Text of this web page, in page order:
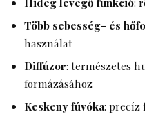
Több sebesség- és
használat
Diffúzor: természetes
formázásához
Keskeny fúvóka: precíz